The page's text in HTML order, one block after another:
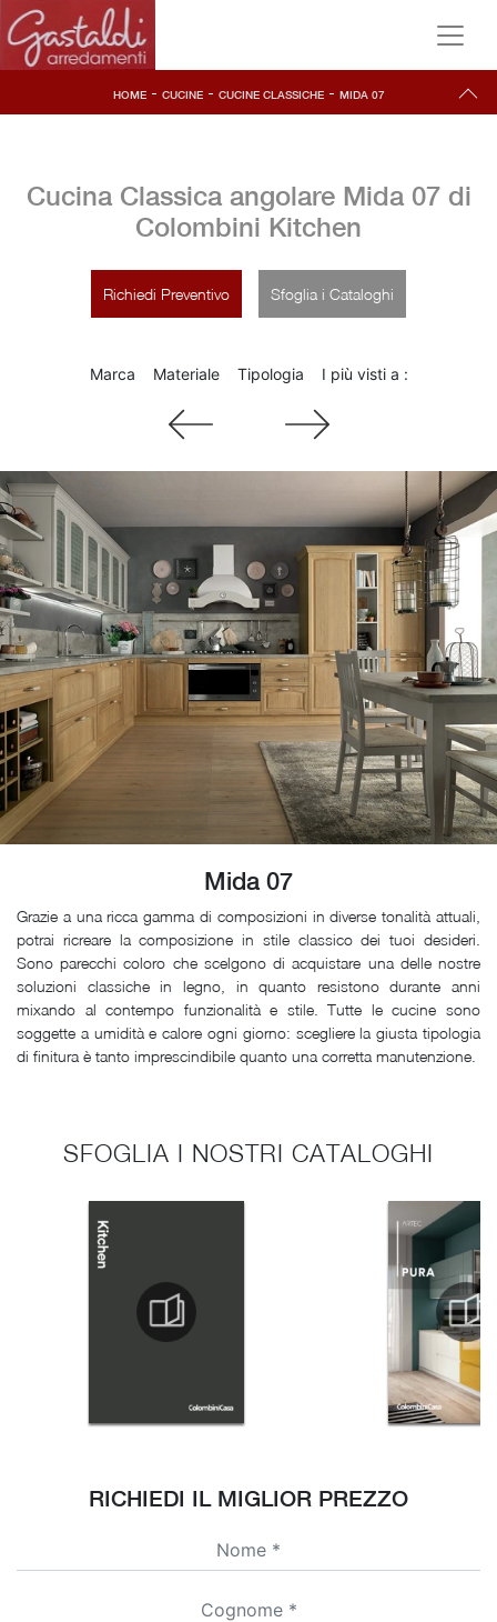
HOME- CUCINE- CUCINE CLASSICHE - MIDA 07
Cucina Classica angolare Mida 07 di
Colombini Kitchen
Richiedi Preventivo Sfoglia i Cataloghi
Marca Materiale Tipologia I più visti a :
Mida 07
Grazie a una ricca gamma di composizioni in diverse tonalità attuali,
potrai ricreare la composizione in stile classico dei tuoi desideri.
Sono parecchi coloro che scelgono di acquistare una delle nostre
soluzioni classiche in legno, in quanto resistono durante anni
mixando al contempo funzionalità e stile. Tutte le cucine sono
soggette a umidità e calore ogni giorno: scegliere la giusta tipologia
di finitura è tanto imprescindibile quanto una corretta manutenzione.
SFOGLIA I NOSTRI CATALOGHI
RICHIEDI IL MIGLIOR PREZZO